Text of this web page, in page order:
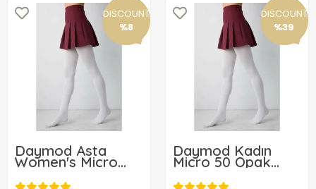
DISCOUNT
%8
Daymod Asta
Women's Micro
Fishnet Patterned
Tights
DISCOUNT
%39
Daymod Kadın
Micro 50 Opak
Beyaz Çorap
Büyük Boy 3 adet